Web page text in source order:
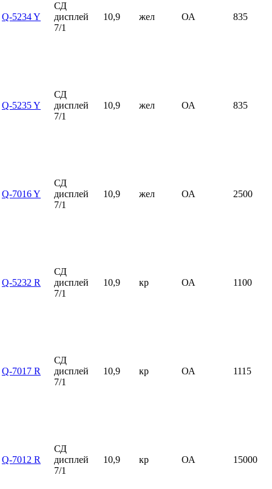
Q-5234 Y
СД
дисплей
7/1
10,9 жел ОА 835
Q-5235 Y
СД
дисплей
7/1
10,9 жел ОА 835
Q-7016 Y
СД
дисплей
7/1
10,9 жел ОА 2500
Q-5232 R
СД
дисплей
7/1
10,9 кр ОА 1100
Q-7017 R
СД
дисплей
7/1
10,9 кр ОА 1115
Q-7012 R
СД
дисплей
7/1
10,9 кр ОА 15000